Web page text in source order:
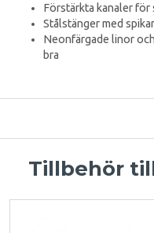
Förstärkta kanaler för
Stålstänger med
Neonfärgade linor
bra
Tillbehör